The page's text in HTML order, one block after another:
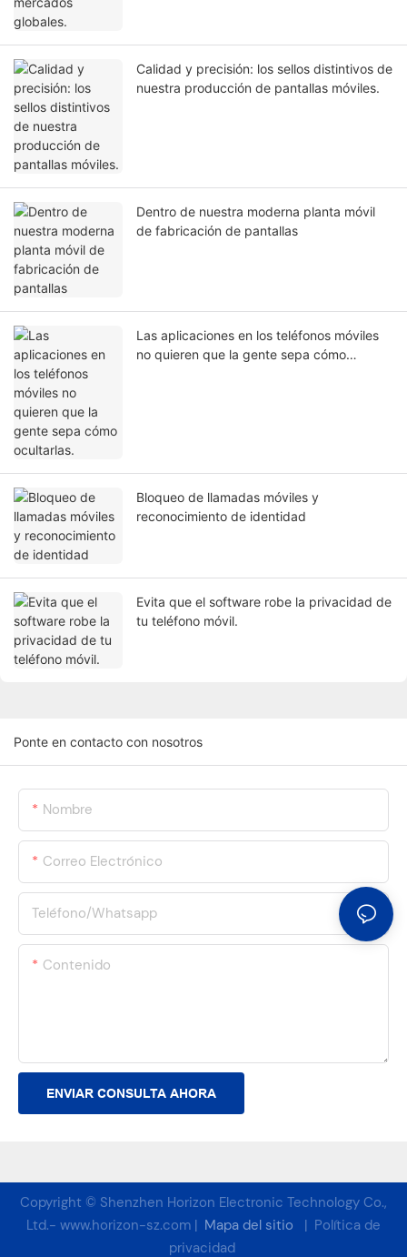
Calidad y precisión: los sellos distintivos de
nuestra producción de pantallas móviles.
Dentro de nuestra moderna planta móvil
de fabricación de pantallas
Las aplicaciones en los teléfonos móviles
no quieren que la gente sepa cómo
Bloqueo de llamadas móviles y
reconocimiento de identidad
Evita que el software robe la privacidad de
tu teléfono móvil.
Ponte en contacto con nosotros
Nombre
Correo Electrónico
Teléfono/whatsapp
Contenido
ENVIAR CONSULTA AHORA
Copyright © Shenzhen Horizon Electronic Technology Co.,
Ltd.- www.horizon-sz.com | Mapa del sitio | Política de
privacidad